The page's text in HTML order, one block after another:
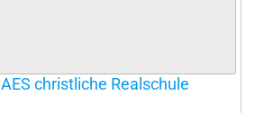
christliche Realschule